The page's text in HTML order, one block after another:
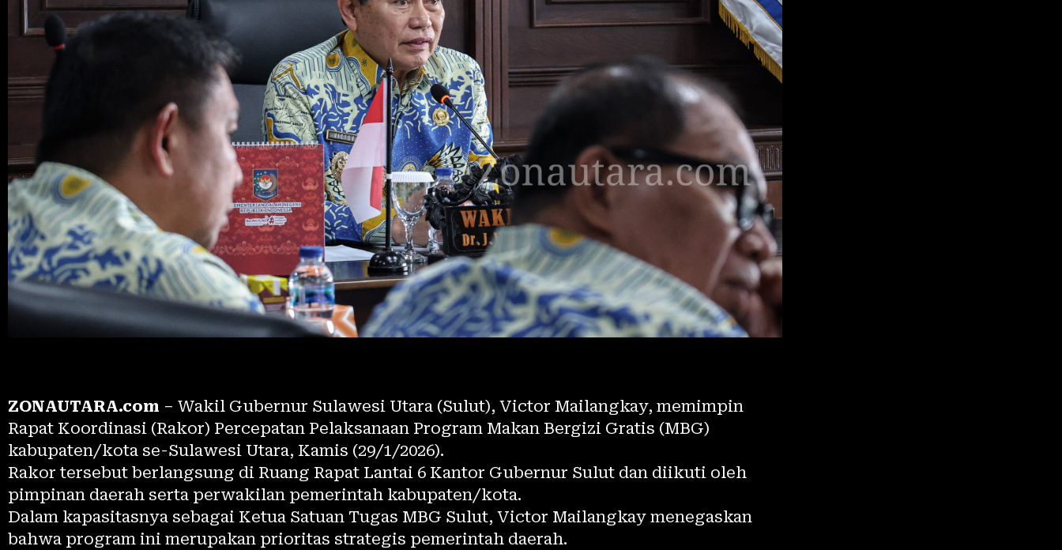
ZONAUTARA.com – Wakil Gubernur Sulawesi Utara (Sulut), Victor Mailangkay, memimpin
Rapat Koordinasi (Rakor) Percepatan Pelaksanaan Program Makan Bergizi Gratis (MBG)
kabupaten/kota se-Sulawesi Utara, Kamis (29/1/2026).
Rakor tersebut berlangsung di Ruang Rapat Lantai 6 Kantor Gubernur Sulut dan diikuti oleh
pimpinan daerah serta perwakilan pemerintah kabupaten/kota.
Dalam kapasitasnya sebagai Ketua Satuan Tugas MBG Sulut, Victor Mailangkay menegaskan
bahwa program ini merupakan prioritas strategis pemerintah daerah.